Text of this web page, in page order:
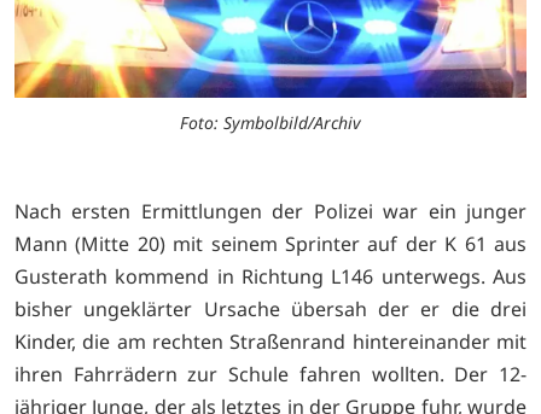
Foto: Symbolbild/Archiv
Nach ersten Ermittlungen der Polizei war ein junger
Mann (Mitte 20) mit seinem Sprinter auf der K 61 aus
Gusterath kommend in Richtung L146 unterwegs. Aus
bisher ungeklärter Ursache übersah der er die drei
Kinder, die am rechten Straßenrand hintereinander mit
ihren Fahrrädern zur Schule fahren wollten. Der 12-
jähriger Junge, der als letztes in der Gruppe fuhr, wurde